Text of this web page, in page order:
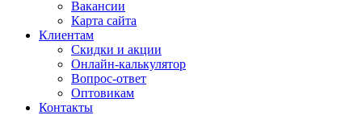
Вакансии
Карта сайта
Клиентам
Скидки и акции
Онлайн-калькулятор
Вопрос-ответ
Оптовикам
Контакты